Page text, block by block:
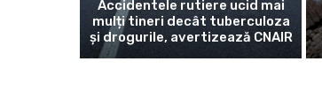
Accidentele rutiere ucid mai
mulți tineri decât tuberculoza
și drogurile, avertizează CNAIR